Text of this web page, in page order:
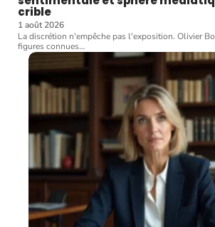
crible
1 août 2026
La discrétion n'empêche pas l'exposition. Olivier
figures connues…